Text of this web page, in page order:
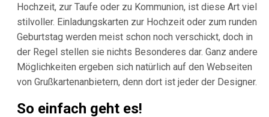
Hochzeit, zur Taufe oder zu Kommunion, ist diese Art viel
stilvoller. Einladungskarten zur Hochzeit oder zum runden
Geburtstag werden meist schon noch verschickt, doch in
der Regel stellen sie nichts Besonderes dar. Ganz andere
Möglichkeiten ergeben sich natürlich auf den Webseiten
von Grußkartenanbietern, denn dort ist jeder der Designer.
So einfach geht es!